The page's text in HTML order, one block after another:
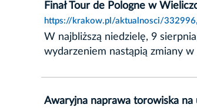
Finał Tour de Pologne w
https://krakow.pl/aktualnosci/
W najbliższą niedzielę, 9
wydarzeniem nastąpią zmiany
Awaryjna naprawa torowiska